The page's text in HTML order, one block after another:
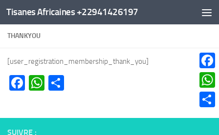
Au dessous du contenu
Tisanes Africaines +22941426197
THANKYOU
[user_registration_membership_thank_you]
Facebook
WhatsApp
SUIVRE :